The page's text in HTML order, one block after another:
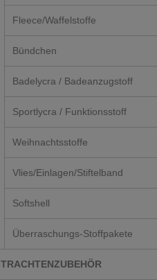
Fleece/Waffelstoffe
Bündchen
Badelycra / Badeanzugstoff
Sportlycra / Funktionsstoff
Weihnachtsstoffe
Vlies/Einlagen/Stiftelband
Softshell
Überraschungs-Stoffpakete
TRACHTENZUBEHÖR